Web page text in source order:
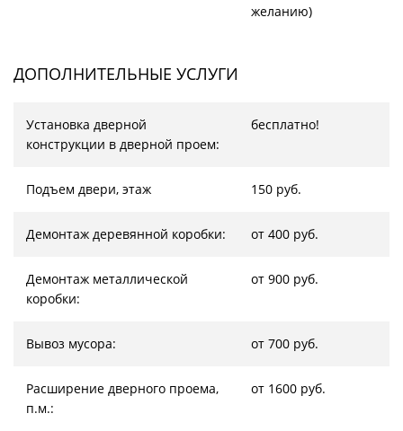
желанию)
ДОПОЛНИТЕЛЬНЫЕ УСЛУГИ
Установка дверной
конструкции в дверной проем:
бесплатно!
Подъем двери, этаж 150 руб.
Демонтаж деревянной коробки: от 400 руб.
Демонтаж металлической
коробки:
от 900 руб.
Вывоз мусора: от 700 руб.
Расширение дверного проема,
п.м.:
от 1600 руб.